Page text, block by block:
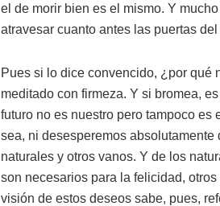
el de morir bien es el mismo. Y
atravesar cuanto antes las puertas
Pues si lo dice convencido, ¿por qué
meditado con firmeza. Y si bromea,
futuro no es nuestro pero tampoco es
sea, ni desesperemos
naturales y otros vanos. Y de los
son necesarios para la felicidad,
visión de estos deseos sabe, pues,